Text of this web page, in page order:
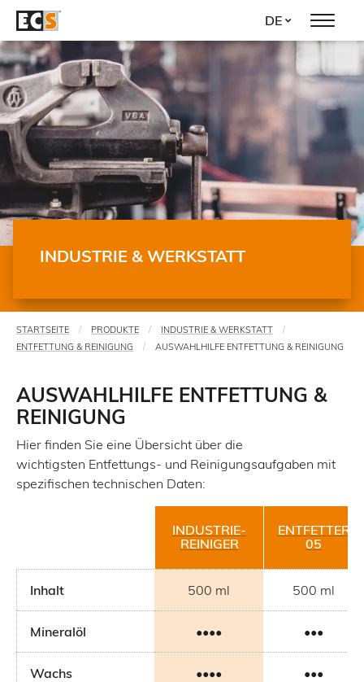
Direkt
zum
Inhalt
DE
INDUSTRIE & WERKSTATT
Sie
sind
STARTSEITE PRODUKTE
INDUSTRIE & WERKSTATT
ENTFETTUNG & REINIGUNG
AUSWAHLHILFE ENTFETTUNG & REINIGUNG
AUSWAHLHILFE ENTFETTUNG &
REINIGUNG
Hier finden Sie eine Übersicht über die
wichtigsten Entfettungs- und Reinigungsaufgaben mit
spezifischen technischen Daten:
INDUSTRIE-
REINIGER
ENTFETTER
05
Inhalt 500 ml 500 ml
Mineralöl •••• •••
Wachs •••• •••